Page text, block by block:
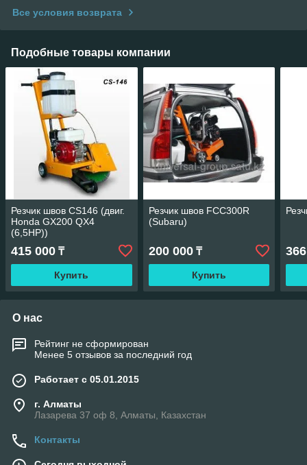
Все условия возврата
Подобные товары компании
Резчик швов CS146 (двиг.
Honda GX200 QX4
(6,5HP))
415 000 ₸
Купить
Резчик швов FCC300R
(Subaru)
200 000₸
Купить
О нас
Рейтинг не сформирован
Менее 5 отзывов за последний год
Работает с 05.01.2015
г. Алматы
Лазарева 37 оф 8, Алматы, Казахстан
Контакты